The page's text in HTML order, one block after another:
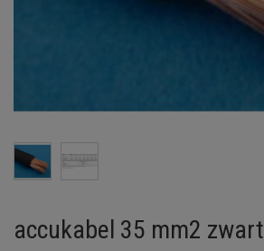
accukabel 35 mm2 zwart